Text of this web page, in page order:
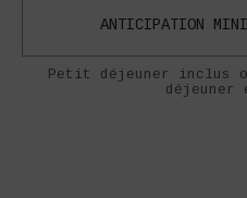
ANTICIPATION
Petit déjeuner inclus
déjeuner